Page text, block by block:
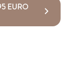
EURO